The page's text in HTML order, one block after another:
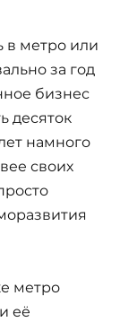
в метро или
за год
бизнес
десяток
намного
своих
метро
её